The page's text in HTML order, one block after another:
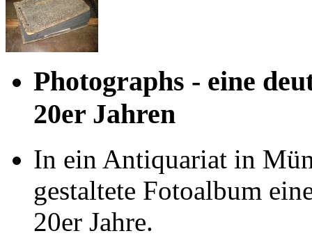
Photographs - eine
20er Jahren
In ein Antiquariat in
gestaltete Fotoalbum
20er Jahre.